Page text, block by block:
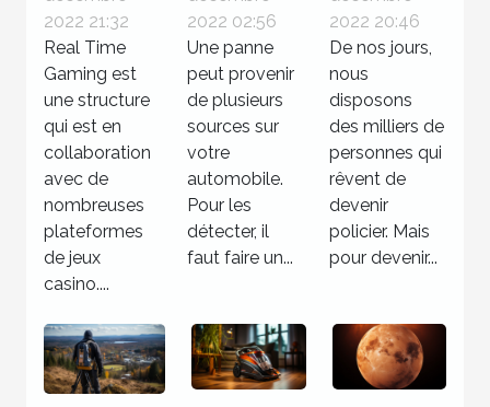
sur Real
Time
Gaming ?
2022 21:32
Real Time
Gaming est
une structure
qui est en
collaboration
avec de
nombreuses
plateformes
de jeux
casino....
: Quelle
utilité pour
votre
voiture ?
2022 02:56
Une panne
peut provenir
de plusieurs
sources sur
votre
automobile.
Pour les
détecter, il
faut faire un...
2022 20:46
De nos jours,
nous
disposons
des milliers de
personnes qui
rêvent de
devenir
policier. Mais
pour devenir...